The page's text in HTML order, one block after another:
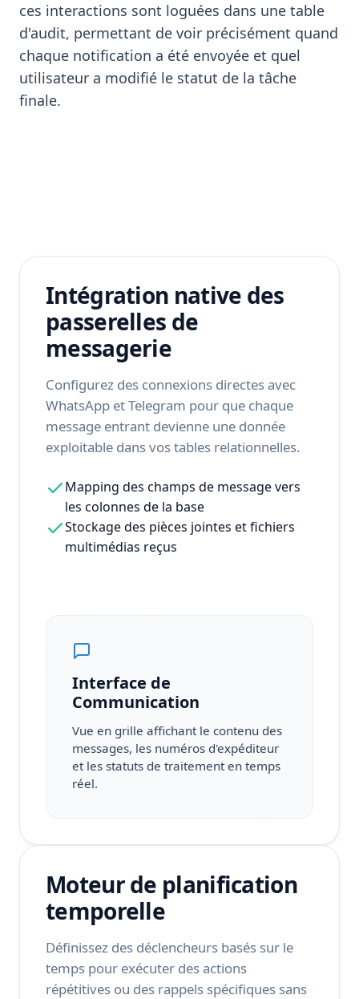
ces interactions sont loguées dans une table
d'audit, permettant de voir précisément quand
chaque notification a été envoyée et quel
utilisateur a modifié le statut de la tâche
finale.
Intégration native des
passerelles de
messagerie
Configurez des connexions directes avec
WhatsApp et Telegram pour que chaque
message entrant devienne une donnée
exploitable dans vos tables relationnelles.
Mapping des champs de message vers
les colonnes de la base
Stockage des pièces jointes et fichiers
multimédias reçus
Interface de
Communication
Vue en grille affichant le contenu des
messages, les numéros d'expéditeur
et les statuts de traitement en temps
réel.
Moteur de planification
temporelle
Définissez des déclencheurs basés sur le
temps pour exécuter des actions
répétitives ou des rappels spécifiques sans